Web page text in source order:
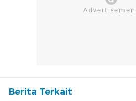
Berita Terkait